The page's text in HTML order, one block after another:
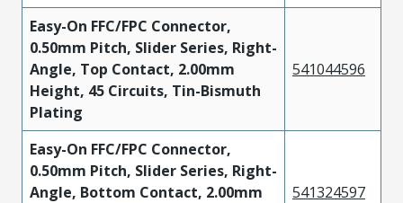
Easy-On FFC/FPC Connector,
0.50mm Pitch, Slider Series, Right-
Angle, Top Contact, 2.00mm
Height, 45 Circuits, Tin-Bismuth
Plating
541044596
Easy-On FFC/FPC Connector,
0.50mm Pitch, Slider Series, Right-
Angle, Bottom Contact, 2.00mm
541324597